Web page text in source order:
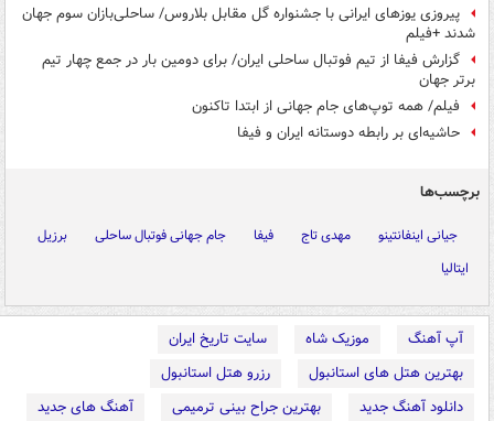
پیروزی یوزهای ایرانی با جشنواره گل مقابل بلاروس/ ساحلی‌بازان سوم جهان
شدند +فیلم
گزارش فیفا از تیم فوتبال ساحلی ایران/ برای دومین بار در جمع چهار تیم
برتر جهان
فیلم/ همه توپ‌های جام جهانی از ابتدا تاکنون
حاشیه‌ای بر رابطه دوستانه ایران و فیفا
برچسب‌ها
جیانی اینفانتینو مهدی تاج فیفا جام جهانی فوتبال ساحلی
برزیل
ایتالیا
آپ آهنگ موزیک شاه
سایت تاریخ ایران
بهترین هتل های استانبول
رزرو هتل استانبول
دانلود آهنگ جدید
بهترین جراح بینی ترمیمی
آهنگ های جدید